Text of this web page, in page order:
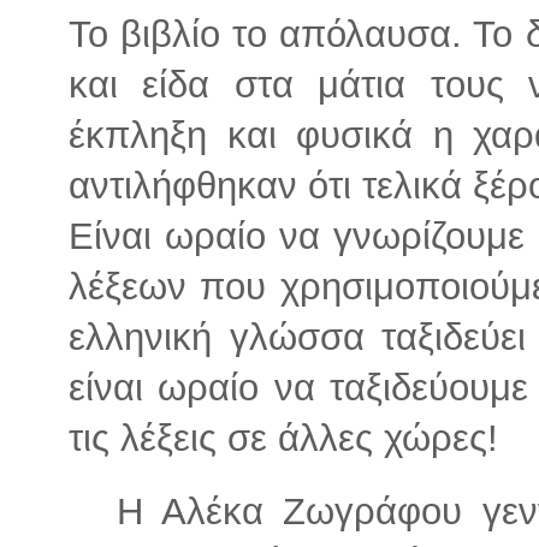
Το βιβλίο το απόλαυσα. Το
και είδα στα μάτια τους
έκπληξη και φυσικά η
αντιλήφθηκαν ότι τελικά
Είναι ωραίο να
λέξεων που
ελληνική γλώσσα
είναι ωραίο να
τις λέξεις σε άλλες χώρες!
Η Αλέκα Ζωγράφου